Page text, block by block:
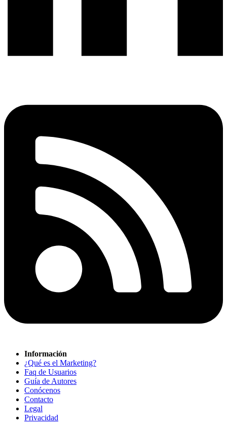
Información
¿Qué es el Marketing?
Faq de Usuarios
Guía de Autores
Conócenos
Contacto
Legal
Privacidad